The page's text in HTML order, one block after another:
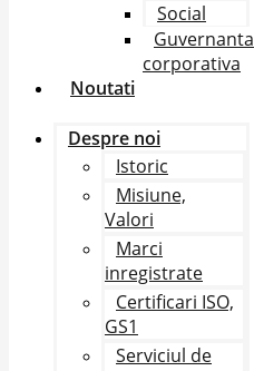
Social
Guvernanta
corporativa
Noutati
Despre noi
Istoric
Misiune,
Valori
Marci
inregistrate
Certificari ISO,
GS1
Serviciul de